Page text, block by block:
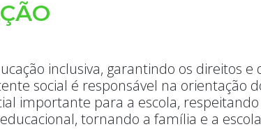
inclusiva, garantindo os direitos
social é responsável na orientação
importante para a escola,
tornando a família e a